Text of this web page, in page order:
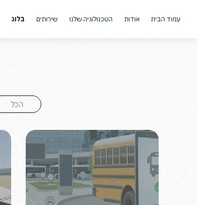
עמוד הבית אודות הטכנולוגיה שלנו שירותים
בילינג בצהרונים
שירותי מוקד לחינוך
בלוג
הכל